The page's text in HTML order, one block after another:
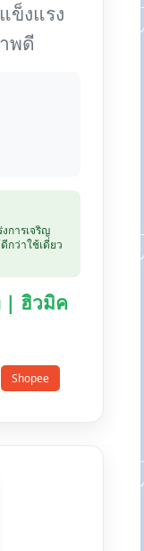
ข็งแรง
พดี
การเจริญ
กว่าใช้เดี่ยว
| ฮิวมิค
Shopee